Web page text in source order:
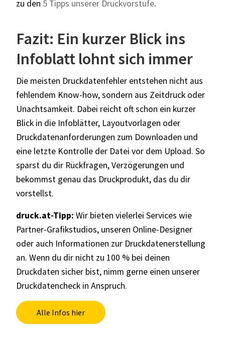
zu den 5 Tipps unserer Druckvorstufe.
Fazit: Ein kurzer Blick ins
Infoblatt lohnt sich immer
Die meisten Druckdatenfehler entstehen nicht aus
fehlendem Know-how, sondern aus Zeitdruck oder
Unachtsamkeit. Dabei reicht oft schon ein kurzer
Blick in die Infoblätter, Layoutvorlagen oder
Druckdatenanforderungen zum Downloaden und
eine letzte Kontrolle der Datei vor dem Upload. So
sparst du dir Rückfragen, Verzögerungen und
bekommst genau das Druckprodukt, das du dir
vorstellst.
druck.at-Tipp: Wir bieten vielerlei Services wie
Partner-Grafikstudios, unseren Online-Designer
oder auch Informationen zur Druckdatenerstellung
an. Wenn du dir nicht zu 100 % bei deinen
Druckdaten sicher bist, nimm gerne einen unserer
Druckdatencheck in Anspruch.
Alle Infos hier